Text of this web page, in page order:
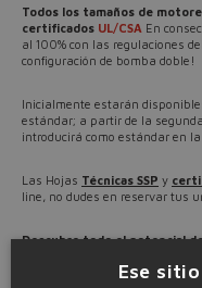
Todos los tamaños de
certificados UL/CSA En
al 100% con las regulaciones
configuración de bomba doble!
Inicialmente estarán
estándar; a partir de la
introducirá como estándar en
Las Hojas Técnicas SSP y
line, no dudes en reservar tus
Descubre todo el potencial
Source: NW24-133Ese